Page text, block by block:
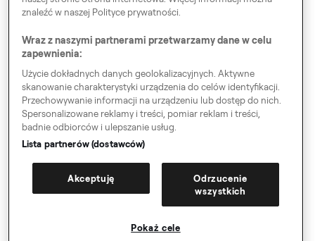
Kodeks Postępowania
Speak up!
OWU, Polityka prywatności & Cookies
RODO
znaleźć w naszej Polityce prywatności.
Wraz z naszymi partnerami przetwarzamy dane w celu
zapewnienia:
Użycie dokładnych danych geolokalizacyjnych. Aktywne
skanowanie charakterystyki urządzenia do celów identyfikacji.
Przechowywanie informacji na urządzeniu lub dostęp do nich.
Spersonalizowane reklamy i treści, pomiar reklam i treści,
badnie odbiorców i ulepszanie usług.
Lista partnerów (dostawców)
Akceptuję
Odrzucenie
wszystkich
Pokaż cele